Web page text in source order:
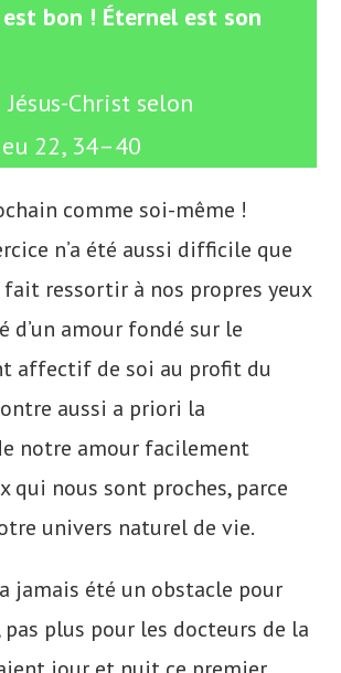
bon ! Éternel est son
Christ selon
22, 34–40
comme soi-même !
n’a été aussi difficile que
ressortir à nos propres yeux
d’un amour fondé sur le
affectif de soi au profit du
aussi a priori la
notre amour facilement
qui nous sont proches, parce
univers naturel de vie.
jamais été un obstacle pour
pas plus pour les docteurs de la